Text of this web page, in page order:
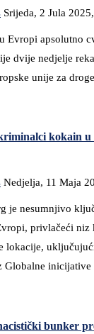
Srijeda, 2 Jula 2025,
Evropi apsolutno
dvije nedjelje
unije za
kokain u
Nedjelja, 11 Maja
je nesumnjivo
privlačeći niz
lokacije,
Globalne
bunker